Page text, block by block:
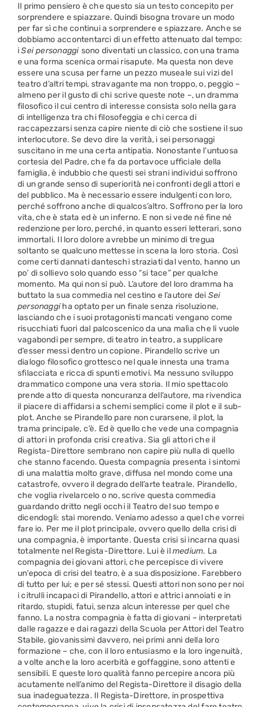
Il primo pensiero è che questo sia un testo concepito per
sorprendere e spiazzare. Quindi bisogna trovare un modo
per far sì che continui a sorprendere e spiazzare. Anche se
dobbiamo accontentarci di un effetto attenuato dal tempo:
iSei personaggi sono diventati un classico, con una trama
e una forma scenica ormai risapute. Ma questa non deve
essere una scusa per farne un pezzo museale sui vizi del
teatro d’altri tempi, stravagante ma non troppo, o, peggio –
almeno per il gusto di chi scrive queste note –, un dramma
filosofico il cui centro di interesse consista solo nella gara
di intelligenza tra chi filosofeggia e chi cerca di
raccapezzarsi senza capire niente di ciò che sostiene il suo
interlocutore. Se devo dire la verità, i sei personaggi
suscitano in me una certa antipatia. Nonostante l’untuosa
cortesia del Padre, che fa da portavoce ufficiale della
famiglia, è indubbio che questi sei strani individui soffrono
di un grande senso di superiorità nei confronti degli attori e
del pubblico. Ma è necessario essere indulgenti con loro,
perché soffrono anche di qualcos’altro. Soffrono per la loro
vita, che è stata ed è un inferno. E non si vede né fine né
redenzione per loro, perché, in quanto esseri letterari, sono
immortali. Il loro dolore avrebbe un minimo di tregua
soltanto se qualcuno mettesse in scena la loro storia. Così
come certi dannati danteschi straziati dal vento, hanno un
po’ di sollievo solo quando esso “si tace” per qualche
momento. Ma qui non si può. L’autore del loro dramma ha
buttato la sua commedia nel cestino e l’autore dei Sei
personaggiha optato per un finale senza risoluzione,
lasciando che i suoi protagonisti mancati vengano come
risucchiati fuori dal palcoscenico da una malìa che li vuole
vagabondi per sempre, di teatro in teatro, a supplicare
d’esser messi dentro un copione. Pirandello scrive un
dialogo filosofico grottesco nel quale innesta una trama
sfilacciata e ricca di spunti emotivi. Ma nessuno sviluppo
drammatico compone una vera storia. Il mio spettacolo
prende atto di questa noncuranza dell’autore, ma rivendica
il piacere di affidarsi a schemi semplici come il plot e il sub-
plot. Anche se Pirandello pare non curarsene, il plot, la
trama principale, c’è. Ed è quello che vede una compagnia
di attori in profonda crisi creativa. Sia gli attori che il
Regista-Direttore sembrano non capire più nulla di quello
che stanno facendo. Questa compagnia presenta i sintomi
di una malattia molto grave, diffusa nel mondo come una
catastrofe, ovvero il degrado dell’arte teatrale. Pirandello,
che voglia rivelarcelo o no, scrive questa commedia
guardando dritto negli occhi il Teatro del suo tempo e
dicendogli: stai morendo. Veniamo adesso a quel che vorrei
fare io. Per me il plot principale, ovvero quello della crisi di
una compagnia, è importante. Questa crisi si incarna quasi
totalmente nel Regista-Direttore. Lui è ilmedium. La
compagnia dei giovani attori, che percepisce di vivere
un’epoca di crisi del teatro, è a sua disposizione. Farebbero
di tutto per lui; e per sé stessi. Questi attori non sono per noi
i citrulli incapaci di Pirandello, attori e attrici annoiati e in
ritardo, stupidi, fatui, senza alcun interesse per quel che
fanno. La nostra compagnia è fatta di giovani – interpretati
dalle ragazze e dai ragazzi della Scuola per Attori del Teatro
Stabile, giovanissimi davvero, nei primi anni della loro
formazione – che, con il loro entusiasmo e la loro ingenuità,
a volte anche la loro acerbità e goffaggine, sono attenti e
sensibili. E queste loro qualità fanno percepire ancora più
acutamente nell’animo del Regista-Direttore il disagio della
sua inadeguatezza. Il Regista-Direttore, in prospettiva